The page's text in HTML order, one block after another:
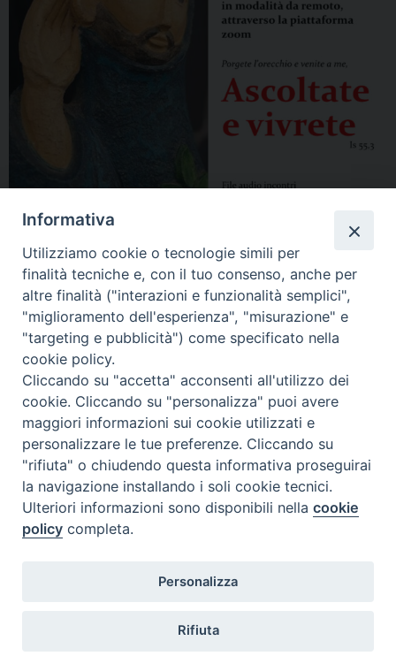
Informativa
Utilizziamo cookie o tecnologie simili per
finalità tecniche e, con il tuo consenso, anche per
altre finalità ("interazioni e funzionalità semplici",
"miglioramento dell'esperienza", "misurazione" e
"targeting e pubblicità") come specificato nella
cookie policy.
Cliccando su "accetta" acconsenti all'utilizzo dei
cookie. Cliccando su "personalizza" puoi avere
maggiori informazioni sui cookie utilizzati e
personalizzare le tue preferenze. Cliccando su
"rifiuta" o chiudendo questa informativa proseguirai
la navigazione installando i soli cookie tecnici.
Ulteriori informazioni sono disponibili nellacookie
policy completa.
Personalizza
Rifiuta